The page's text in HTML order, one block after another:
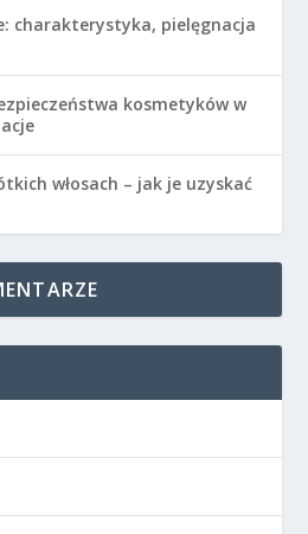
charakterystyka, pielęgnacja
kosmetyków w
włosach – jak je uzyskać